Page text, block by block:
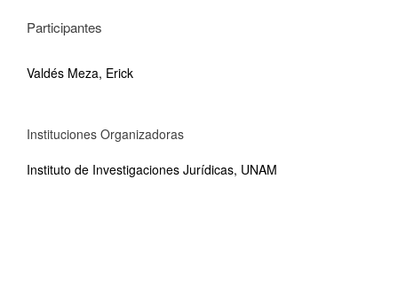
Participantes
Valdés Meza, Erick
Instituciones Organizadoras
Instituto de Investigaciones Jurídicas, UNAM